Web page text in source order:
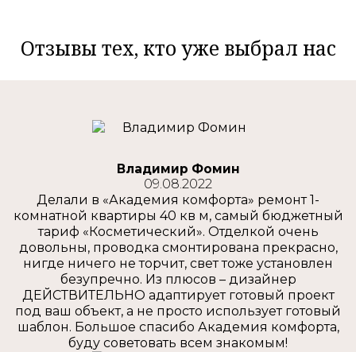
Отзывы тех, кто уже выбрал нас
Владимир Фомин
09.08.2022
Делали в «Академия комфорта» ремонт 1-
комнатной квартиры 40 кв м, самый бюджетный
тариф «Косметический». Отделкой очень
довольны, проводка смонтирована прекрасно,
нигде ничего не торчит, свет тоже установлен
безупречно. Из плюсов – дизайнер
ДЕЙСТВИТЕЛЬНО адаптирует готовый проект
под ваш объект, а не просто использует готовый
шаблон. Большое спасибо Академия комфорта,
буду советовать всем знакомым!